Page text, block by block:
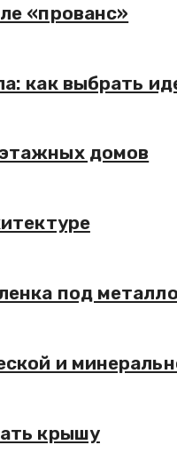
«прованс»
как выбрать
домов
под
и
крышу